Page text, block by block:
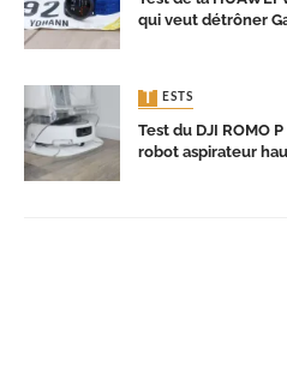
qui veut détrôner
TESTS
Test du DJI ROMO
robot aspirateur